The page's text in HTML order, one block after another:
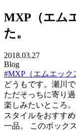
MXP（エム
た。
2018.03.27
Blog
#MXP（エムエック
どうもです。瀬川
ただそっちに寄り
楽しみたいところ
スタイルをおすす
一品。 このボック